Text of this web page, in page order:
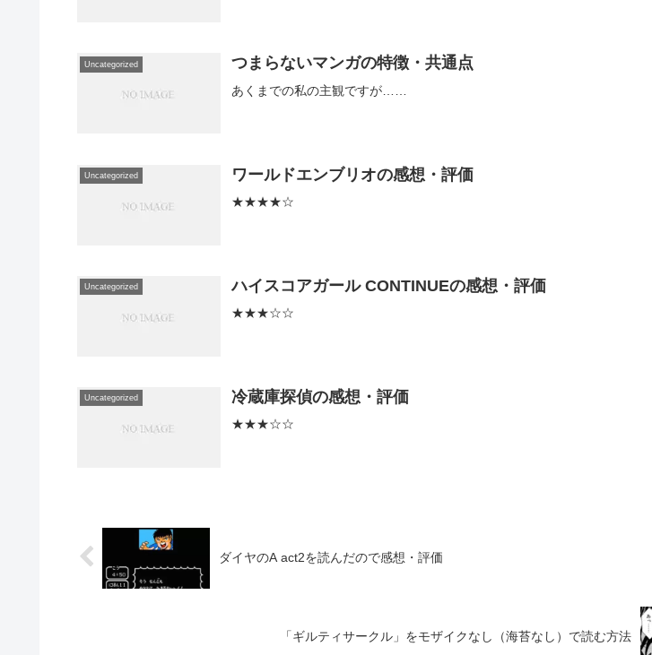
Uncategorized つまらないマンガの特徴・共通点
あくまでの私の主観ですが……
Uncategorized ワールドエンブリオの感想・評価
★★★★☆
Uncategorized ハイスコアガール CONTINUEの感想・評価
★★★☆☆
Uncategorized 冷蔵庫探偵の感想・評価
★★★☆☆
ダイヤのA act2を読んだので感想・評価
「ギルティサークル」をモザイクなし（海苔なし）で読む方法